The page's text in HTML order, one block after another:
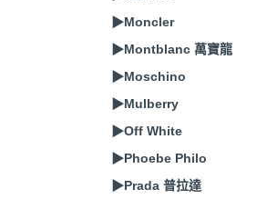
▶Moncler
▶Montblanc 萬寶龍
▶Moschino
▶Mulberry
▶Off White
▶Phoebe Philo
▶Prada 普拉達